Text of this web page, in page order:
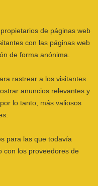
con las páginas web
de forma anónima.
rastrear a los visitantes
anuncios relevantes y
lo tanto, más valiosos
para las que todavía
los proveedores de